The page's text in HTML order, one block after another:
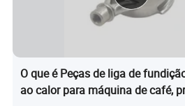
Indústrias de valor e bombas
Indústria marinha
Aparelhos domésticos
O que é Peças de liga de
ao calor para máquina de café,